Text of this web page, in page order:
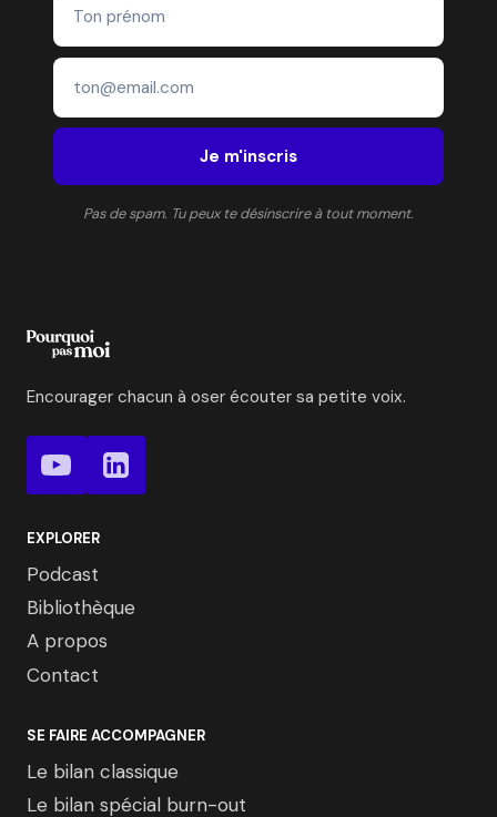
Je m'inscris
Pas de spam. Tu peux te désinscrire à tout moment.
Encourager chacun à oser écouter sa petite voix.
EXPLORER
Podcast
Bibliothèque
A propos
Contact
SE FAIRE ACCOMPAGNER
Le bilan classique
Le bilan spécial burn-out